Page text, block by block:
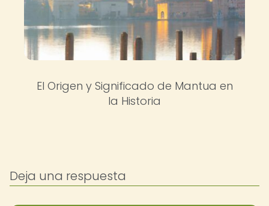
El Origen y Significado de Mantua en
la Historia
Deja una respuesta